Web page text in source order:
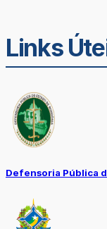
Links
Defensoria Pública